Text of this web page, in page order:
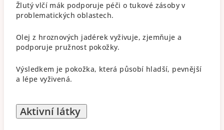
Žlutý vlčí mák podporuje péči o tukové zásoby v
problematických oblastech.
Olej z hroznových jadérek vyživuje, zjemňuje a
podporuje pružnost pokožky.
Výsledkem je pokožka, která působí hladší, pevnější
a lépe vyživená.
Aktivní látky